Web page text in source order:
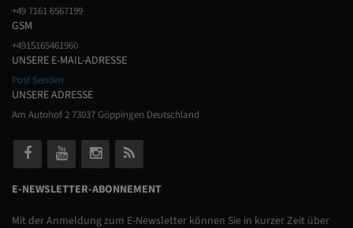
+49 7161 6567199
GSM
+4915165461960
UNSERE E-MAIL-ADRESSE
Post Senden
UNSERE ADRESSE
Am Autohof 2 73037 Göppingen Deutschland
E-NEWSLETTER-ABONNEMENT
Mit der Anmeldung zum E-Newsletter können Sie in kurzer Zeit über